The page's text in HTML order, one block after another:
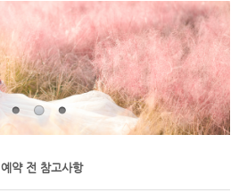
예약 전 참고사항